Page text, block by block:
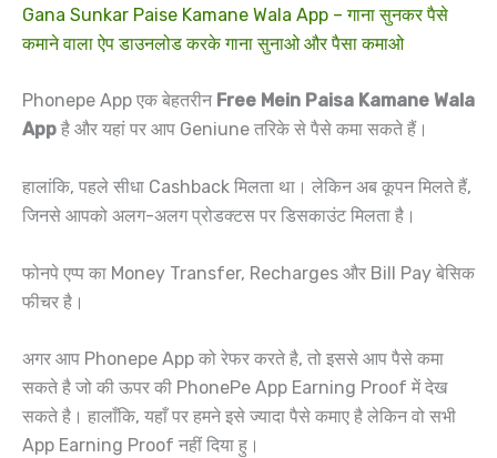
Gana Sunkar Paise Kamane Wala App – गाना सुनकर पैसे
कमाने वाला ऐप डाउनलोड करके गाना सुनाओ और पैसा कमाओ
Phonepe App एक बेहतरीनFree Mein Paisa Kamane Wala
App है और यहां पर आप Geniune तरिके से पैसे कमा सकते हैं।
हालांकि, पहले सीधा Cashback मिलता था। लेकिन अब कूपन मिलते हैं,
जिनसे आपको अलग-अलग प्रोडक्टस पर डिसकाउंट मिलता है।
फोनपे एप्प का Money Transfer, Recharges और Bill Pay बेसिक
फीचर है।
अगर आप Phonepe App को रेफर करते है, तो इससे आप पैसे कमा
सकते है जो की ऊपर की PhonePe App Earning Proof में देख
सकते है। हालाँकि, यहाँ पर हमने इसे ज्यादा पैसे कमाए है लेकिन वो सभी
App Earning Proof नहीं दिया हु।